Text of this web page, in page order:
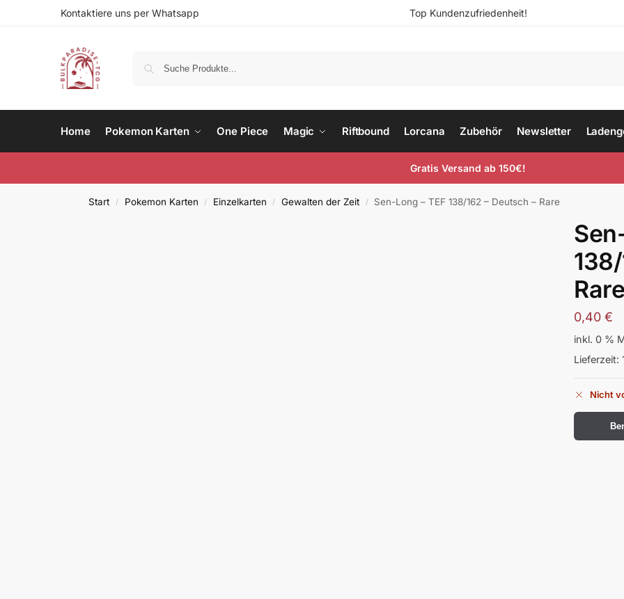
Kontaktiere uns per Whatsapp Top Kundenzufriedenheit!
Home Pokemon Karten One Piece Magic Riftbound Lorcana Zubehör Newsletter
Gratis Versand ab 150€!
Start / Pokemon Karten / Einzelkarten / Gewalten der Zeit / Sen-Long – TEF 138/162 – Deutsch – Rare
0,40€
inkl. 0 %
Lieferzeit:
Nicht